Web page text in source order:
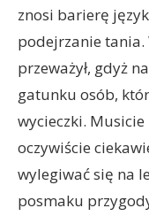
znosi barierę
podejrzanie tania.
przeważył, gdyż
gatunku osób,
wycieczki.
oczywiście
wylegiwać się na
posmaku